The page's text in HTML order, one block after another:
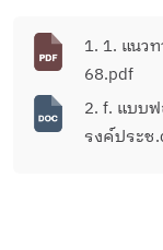
1. 1. แนว
68.pdf
2. f. แบบ
รงค์ประช